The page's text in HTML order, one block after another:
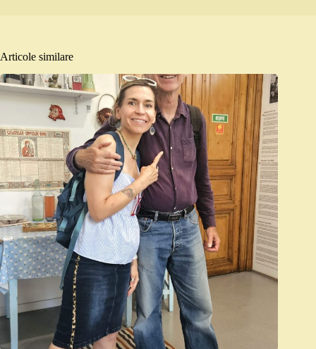
Articole similare